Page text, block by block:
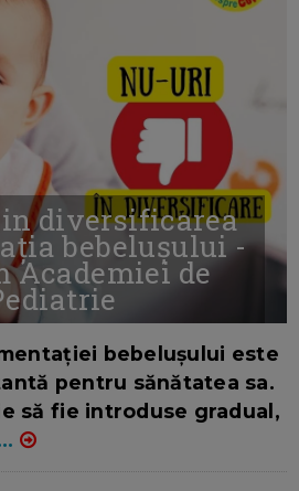
in diversificarea
bebelușului -
Academiei de
bebelușului este
pentru sănătatea sa.
să fie introduse gradual,